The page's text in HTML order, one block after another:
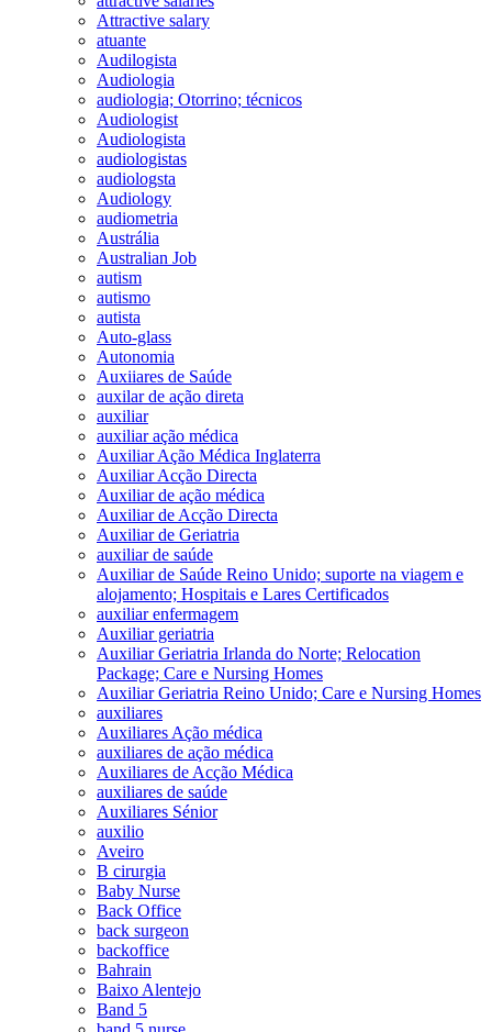
Attractive salary
atuante
Audilogista
Audiologia
audiologia; Otorrino; técnicos
Audiologist
Audiologista
audiologistas
audiologsta
Audiology
audiometria
Austrália
Australian Job
autism
autismo
autista
Auto-glass
Autonomia
Auxiiares de Saúde
auxilar de ação direta
auxiliar
auxiliar ação médica
Auxiliar Ação Médica Inglaterra
Auxiliar Acção Directa
Auxiliar de ação médica
Auxiliar de Acção Directa
Auxiliar de Geriatria
auxiliar de saúde
Auxiliar de Saúde Reino Unido; suporte na viagem e
alojamento; Hospitais e Lares Certificados
auxiliar enfermagem
Auxiliar geriatria
Auxiliar Geriatria Irlanda do Norte; Relocation
Package; Care e Nursing Homes
Auxiliar Geriatria Reino Unido; Care e Nursing Homes
auxiliares
Auxiliares Ação médica
auxiliares de ação médica
Auxiliares de Acção Médica
auxiliares de saúde
Auxiliares Sénior
auxilio
Aveiro
B cirurgia
Baby Nurse
Back Office
back surgeon
backoffice
Bahrain
Baixo Alentejo
Band 5